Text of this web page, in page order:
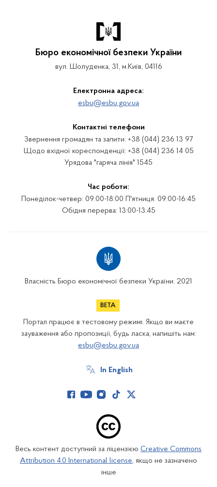
Бюро економічної безпеки України
вул. Шолуденка, 31, м.Київ, 04116
Електронна адреса:
esbu@esbu.gov.ua
Контактні телефони
Звернення громадян та запити: +38 (044) 236 13 97
Щодо вхідної кореспонденції: +38 (044) 236 14 05
Урядова "гаряча лінія" 1545
Час роботи:
Понеділок-четвер: 09:00-18:00 П'ятниця: 09:00-16:45
Обідня перерва: 13:00-13:45
Власність Бюро економічної безпеки України. 2021
Портал працює в тестовому режимі. Якщо ви маєте
зауваження або пропозиції, будь ласка, напишіть нам:
esbu@esbu.gov.ua
In English
Весь контент доступний за ліцензією Creative Commons
Attribution 4.0 International license, якщо не зазначено
інше